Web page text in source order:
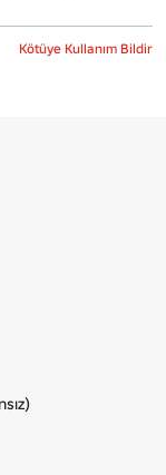
Kötüye Kullanım Bildir